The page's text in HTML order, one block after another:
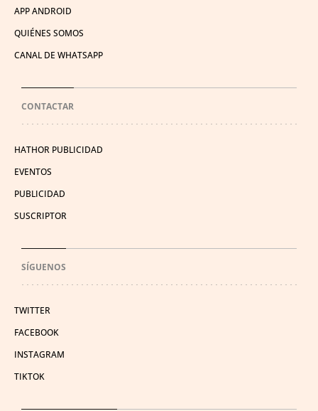
APP ANDROID
QUIÉNES SOMOS
CANAL DE WHATSAPP
CONTACTAR
HATHOR PUBLICIDAD
EVENTOS
PUBLICIDAD
SUSCRIPTOR
SÍGUENOS
TWITTER
FACEBOOK
INSTAGRAM
TIKTOK